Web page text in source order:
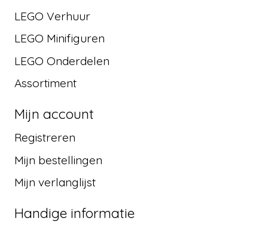
LEGO Verhuur
LEGO Minifiguren
LEGO Onderdelen
Assortiment
Mijn account
Registreren
Mijn bestellingen
Mijn verlanglijst
Handige informatie